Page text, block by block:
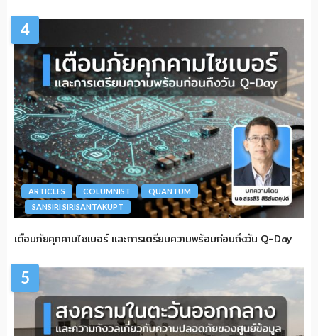
4
ARTICLES COLUMNIST
QUANTUM
SANSIRI SIRISANTAKUPT
เตือนภัยคุกคามไซเบอร์ และการเตรียมความพร้อมก่อนถึงวัน Q-Day
5